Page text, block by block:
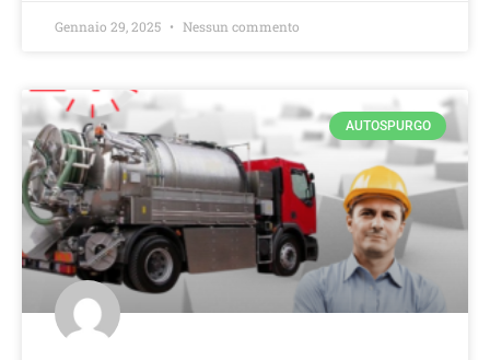
Gennaio 29, 2025 Nessun commento
AUTOSPURGO